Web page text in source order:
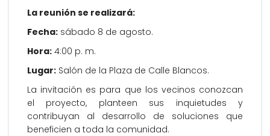
La reunión se realizará:
Fecha: sábado 8 de agosto.
Hora: 4:00 p. m.
Lugar: Salón de la Plaza de Calle Blancos.
La invitación es para que los vecinos conozcan
el proyecto, planteen sus inquietudes y
contribuyan al desarrollo de soluciones que
beneficien a toda la comunidad.